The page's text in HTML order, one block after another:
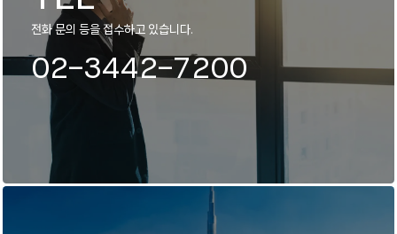
전화 문의 등을 접수하고 있습니다.
02-3442-7200